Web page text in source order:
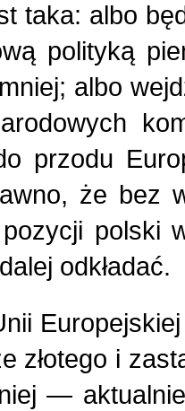
ukraińskie (17)
(1)
(1)
poetycka (1)
religijna (18)
znanych ludzi
taka: albo
polityką
albo
przodu
że
polski
odkładać.
złotego i
—